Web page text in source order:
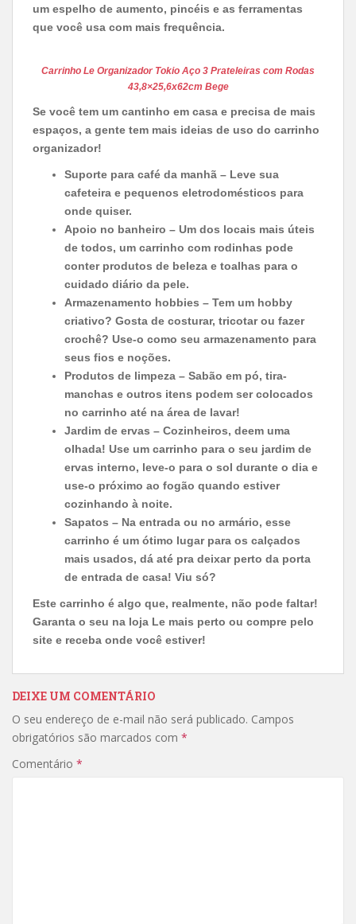
um espelho de aumento, pincéis e as ferramentas
que você usa com mais frequência.
Carrinho Le Organizador Tokio Aço 3 Prateleiras com Rodas
43,8×25,6x62cm Bege
Se você tem um cantinho em casa e precisa de mais
espaços, a gente tem mais ideias de uso do carrinho
organizador!
Suporte para café da manhã – Leve sua
cafeteira e pequenos eletrodomésticos para
onde quiser.
Apoio no banheiro – Um dos locais mais úteis
de todos, um carrinho com rodinhas pode
conter produtos de beleza e toalhas para o
cuidado diário da pele.
Armazenamento hobbies – Tem um hobby
criativo? Gosta de costurar, tricotar ou fazer
crochê? Use-o como seu armazenamento para
seus fios e noções.
Produtos de limpeza – Sabão em pó, tira-
manchas e outros itens podem ser colocados
no carrinho até na área de lavar!
Jardim de ervas – Cozinheiros, deem uma
olhada! Use um carrinho para o seu jardim de
ervas interno, leve-o para o sol durante o dia e
use-o próximo ao fogão quando estiver
cozinhando à noite.
Sapatos – Na entrada ou no armário, esse
carrinho é um ótimo lugar para os calçados
mais usados, dá até pra deixar perto da porta
de entrada de casa! Viu só?
Este carrinho é algo que, realmente, não pode faltar!
Garanta o seu na loja Le mais perto ou compre pelo
site e receba onde você estiver!
DEIXE UM COMENTÁRIO
O seu endereço de e-mail não será publicado. Campos
obrigatórios são marcados com *
Comentário *